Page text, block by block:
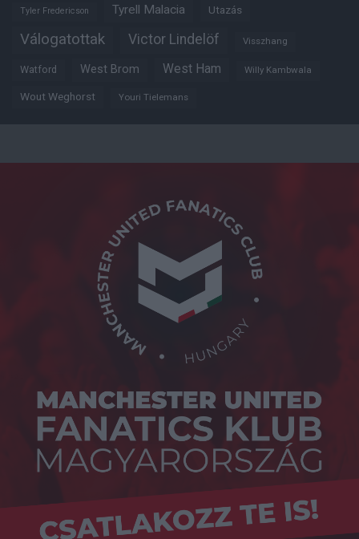
Tyler Fredericson Tyrell Malacia Utazás
Válogatottak Victor Lindelöf Visszhang
Watford West Brom West Ham Willy Kambwala
Wout Weghorst Youri Tielemans